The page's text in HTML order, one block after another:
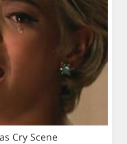
Cry Scene